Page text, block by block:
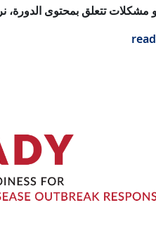
مشكلات تتعلق بمحتوى الدورة،